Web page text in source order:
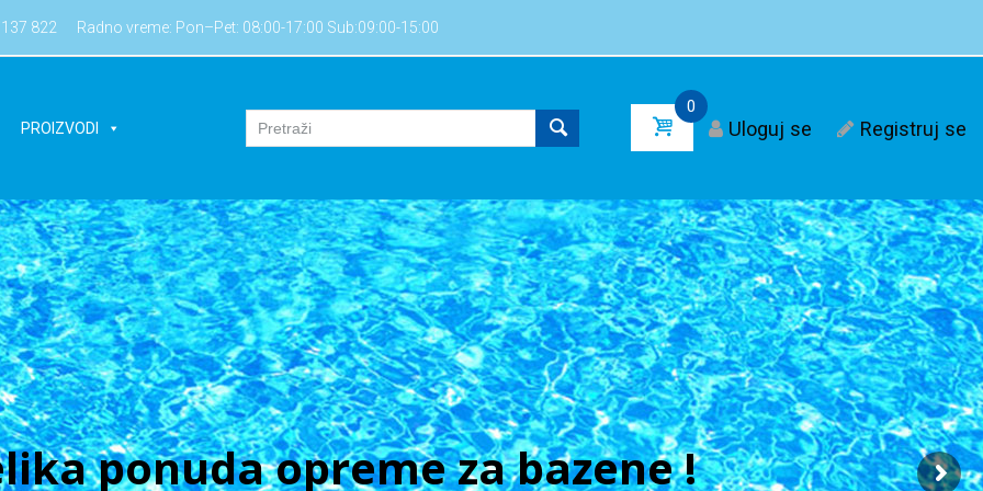
822 Radno vreme: Pon–Pet: 08:00-17:00 Sub:09:00-15:00
PROIZVODI
0
Uloguj se Registruj se
ponuda opreme za bazene !